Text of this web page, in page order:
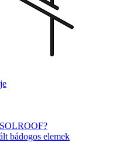
bádogos elemek